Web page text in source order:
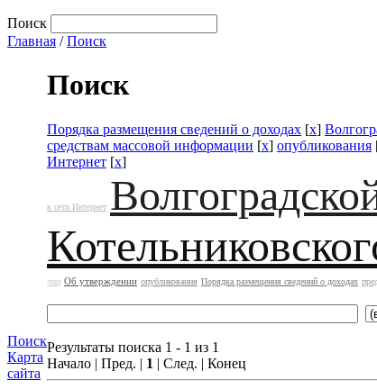
Поиск
Главная /Поиск
Поиск
Карта
сайта
Поиск
Порядка размещения сведений о доходах [x]
средствам массовой информации [x] опубликования
Интернет [x]
в сети Интернет
лиц Об утверждении опубликования Порядка размещения сведений о доходах
Результаты поиска 1 - 1 из 1
Начало | Пред. | 1 | След. | Конец